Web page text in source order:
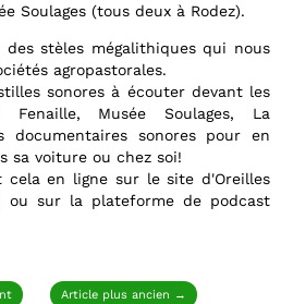
Soulages (tous deux à Rodez).
stèles mégalithiques qui nous
agropastorales.
sonores à écouter devant les
Fenaille, Musée Soulages, La
documentaires sonores pour en
sa voiture ou chez soi!
cela en ligne sur le site d'Oreilles
ou sur la plateforme de podcast
Article plus ancien →